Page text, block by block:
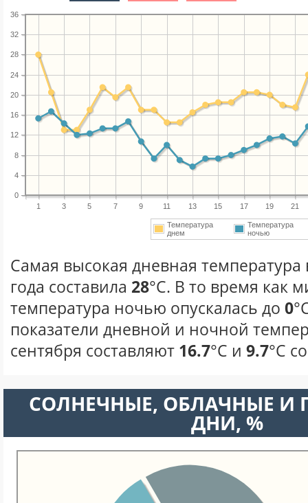
1 3 5 7 9 11 13 15 17 19 21
0
4
8
12
16
20
24
28
32
36
Температура
днем
Температура
ночью
Самая высокая дневная температура
года составила 28°С. В то время как
температура ночью опускалась до 0
показатели дневной и ночной
сентября составляют 16.7°С и 9.7°С
CОЛНЕЧНЫЕ, ОБЛАЧНЫЕ И
ДНИ, %